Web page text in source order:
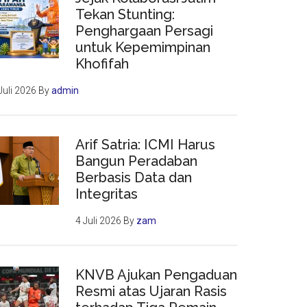
Tekan Stunting:
Penghargaan Persagi
untuk Kepemimpinan
Khofifah
2026 Byadmin
Arif Satria: ICMI Harus
Bangun Peradaban
Berbasis Data dan
Integritas
4 Juli 2026 By zam
KNVB Ajukan Pengaduan
Resmi atas Ujaran Rasis